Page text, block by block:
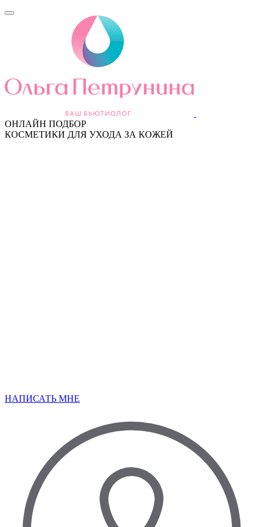
ОНЛАЙН ПОДБОР
КОСМЕТИКИ ДЛЯ УХОДА ЗА КОЖЕЙ
НАПИСАТЬ МНЕ